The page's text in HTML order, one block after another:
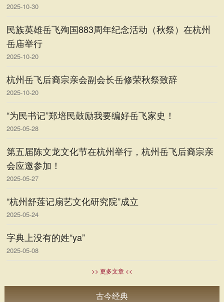
2025-10-30
民族英雄岳飞殉国883周年纪念活动（秋祭）在杭州
岳庙举行
2025-10-20
杭州岳飞后裔宗亲会副会长岳修荣秋祭致辞
2025-10-20
“为民书记”郑培民鼓励我要编好岳飞家史！
2025-05-28
第五届陈文龙文化节在杭州举行，杭州岳飞后裔宗亲
会应邀参加！
2025-05-27
“杭州舒莲记扇艺文化研究院”成立
2025-05-24
字典上没有的姓“ya”
2025-05-08
>> 更多文章 <<
古今经典